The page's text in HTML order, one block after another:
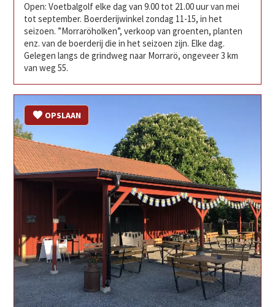
Open: Voetbalgolf elke dag van 9.00 tot 21.00 uur van mei
tot september. Boerderijwinkel zondag 11-15, in het
seizoen. ”Morraröholken”, verkoop van groenten, planten
enz. van de boerderij die in het seizoen zijn. Elke dag.
Gelegen langs de grindweg naar Morrarö, ongeveer 3 km
van weg 55.
OPSLAAN